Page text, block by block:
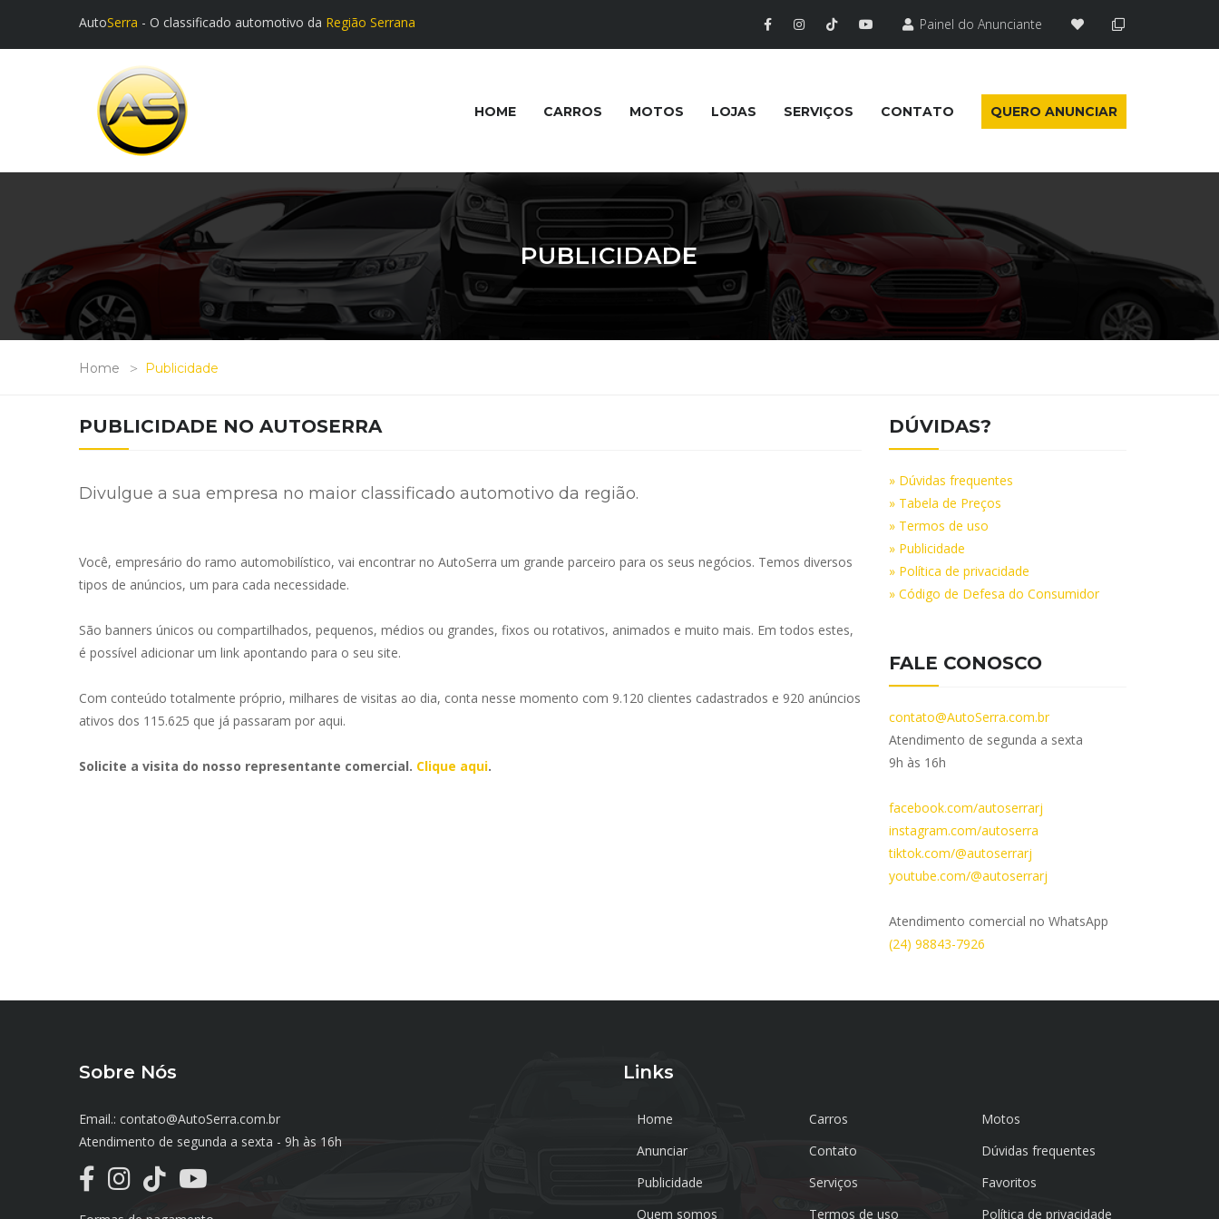
AutoSerra - O classificado automotivo da Região Serrana Painel do Anunciante
HOME CARROS MOTOS LOJAS SERVIÇOS CONTATO QUERO ANUNCIAR
PUBLICIDADE
Home Publicidade
PUBLICIDADE NO AUTOSERRA
Divulgue a sua empresa no maior classificado automotivo da região.
Você, empresário do ramo automobilístico, vai encontrar no AutoSerra um grande parceiro para os seus negócios. Temos diversos
tipos de anúncios, um para cada necessidade.
São banners únicos ou compartilhados, pequenos, médios ou grandes, fixos ou rotativos, animados e muito mais. Em todos estes,
é possível adicionar um link apontando para o seu site.
Com conteúdo totalmente próprio, milhares de visitas ao dia, conta nesse momento com 9.120 clientes cadastrados e 920 anúncios
ativos dos 115.625 que já passaram por aqui.
Solicite a visita do nosso representante comercial. Clique aqui.
DÚVIDAS?
» Dúvidas frequentes
» Tabela de Preços
» Termos de uso
» Publicidade
» Política de privacidade
» Código de Defesa do Consumidor
FALE CONOSCO
contato@AutoSerra.com.br
Atendimento de segunda a sexta
9h às 16h
facebook.com/autoserrarj
instagram.com/autoserra
tiktok.com/@autoserrarj
youtube.com/@autoserrarj
Atendimento comercial no WhatsApp
(24) 98843-7926
Sobre Nós
Email.: contato@AutoSerra.com.br
Atendimento de segunda a sexta - 9h às 16h
Links
Home Carros
Motos
Anunciar
Contato
Dúvidas frequentes
Publicidade
Serviços
Favoritos
Quem somos
Termos de uso Política de privacidade